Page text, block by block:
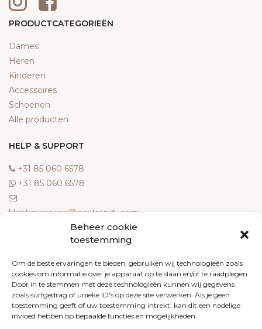
Beheer cookie
toestemming
Om de beste ervaringen te bieden, gebruiken wij technologieën zoals
cookies om informatie over je apparaat op te slaan en/of te raadplegen.
Door in te stemmen met deze technologieën kunnen wij gegevens
zoals surfgedrag of unieke ID's op deze site verwerken. Als je geen
toestemming geeft of uw toestemming intrekt, kan dit een nadelige
invloed hebben op bepaalde functies en mogelijkheden.
PRODUCTCATEGORIEËN
Dames
Heren
Kinderen
Accessoires
Schoenen
Alle producten
HELP & SUPPORT
‎+31 85 060 6578
‎+31 85 060 6578
klantenservice@ecotrendy.com
Meest gestelde vragen
Contact
Algemene voorwaarden
Retourneren
Klachten